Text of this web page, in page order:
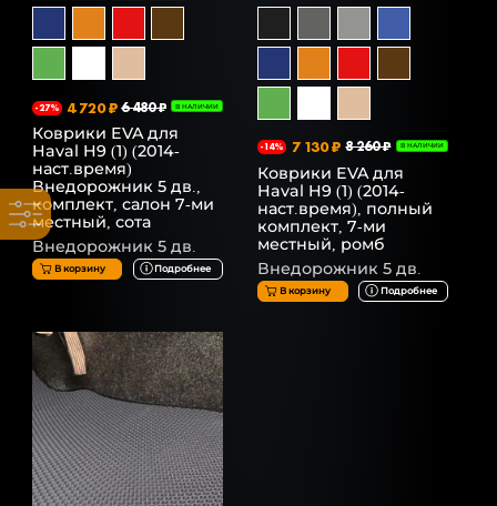
-27% 4 720 ₽ 6 480 ₽ В НАЛИЧИИ
Коврики EVA для
Haval H9 (1) (2014-
наст.время)
Внедорожник 5 дв.,
комплект, салон 7-ми
местный, сота
Внедорожник 5 дв.
В корзину Подробнее
-14% 7 130 ₽ 8 260 ₽ В НАЛИЧИИ
Коврики EVA для
Haval H9 (1) (2014-
наст.время), полный
комплект, 7-ми
местный, ромб
Внедорожник 5 дв.
В корзину Подробнее